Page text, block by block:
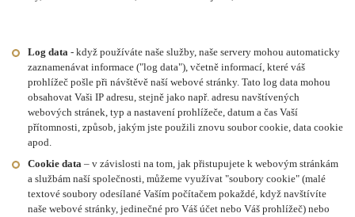
Log data - když používáte naše služby, naše servery mohou automaticky
zaznamenávat informace ("log data"), včetně informací, které váš
prohlížeč pošle při návštěvě naší webové stránky. Tato log data mohou
obsahovat Vaši IP adresu, stejně jako např. adresu navštívených
webových stránek, typ a nastavení prohlížeče, datum a čas Vaší
přítomnosti, způsob, jakým jste použili znovu soubor cookie, data cookie
apod.
Cookie data – v závislosti na tom, jak přistupujete k webovým stránkám
a službám naší společnosti, můžeme využívat "soubory cookie" (malé
textové soubory odesílané Vaším počítačem pokaždé, když navštívíte
naše webové stránky, jedinečné pro Váš účet nebo Váš prohlížeč) nebo